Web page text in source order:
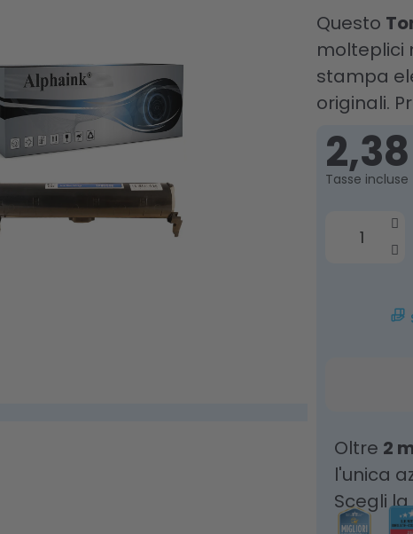
Questo
molteplici
stampa
originali.
Tasse incluse
Oltre 2
l'unica
Scegli